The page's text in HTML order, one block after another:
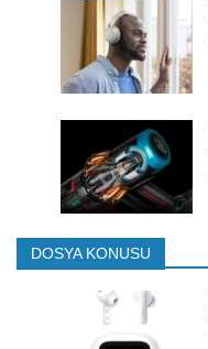
DOSYA KONUSU